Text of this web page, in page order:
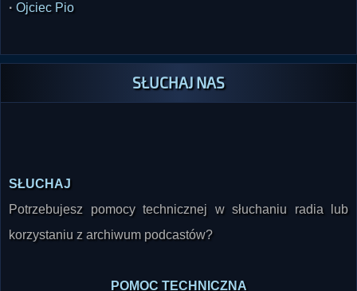
· Ojciec Pio
SŁUCHAJ NAS
SŁUCHAJ
Potrzebujesz pomocy technicznej w słuchaniu radia lub
korzystaniu z archiwum podcastów?
POMOC TECHNICZNA